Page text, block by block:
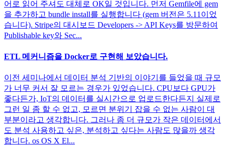
어로 읽어 주셔도 대체로 OK일 것입니다. 먼저 Gemfile에 gem
을 추가하고 bundle install를 실행합니다 (gem 버전은 5.11이었
습니다). Stripe의 대시보드 Developers -> API Keys를 방문하여
Publishable key와 Sec...
ETL 메커니즘을 Docker로 구현해 보았습니다.
이전 세미나에서 데이터 분석 기반의 이야기를 들었을 때 규모
가 너무 커서 잘 모르는 경우가 있었습니다. CPU보다 GPU가
좋다든가, IoT의 데이터를 실시간으로 업로드한다든지 실제로
그런 일 좀 할 수 없고, 모르면 분위기 잡을 수 없는 사람이 대
부분이라고 생각합니다. 그러나 좀 더 규모가 작은 데이터에서
도 분석 사용하고 싶은, 분석하고 싶다는 사람도 많을까 생각
합니다. os OS X El...